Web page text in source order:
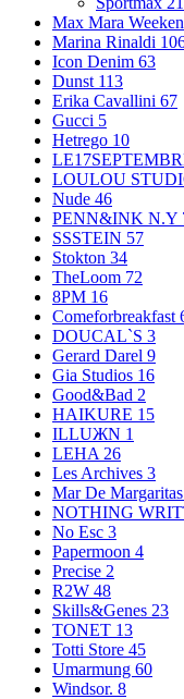
Max Mara
Marina Rinaldi
Icon Denim 63
Dunst 113
Erika Cavallini 67
Gucci 5
Hetrego 10
LOULOU
Nude 46
PENN&INK N.Y
SSSTEIN 57
Stokton 34
TheLoom 72
8PM 16
Comeforbreakfast
DOUCAL`S 3
Gerard Darel 9
Gia Studios 16
Good&Bad 2
HAIKURE 15
ILLUЖN 1
LEHA 26
Les Archives 3
Mar De Margaritas
NOTHING
No Esc 3
Papermoon 4
Precise 2
R2W 48
Skills&Genes 23
TONET 13
Totti Store 45
Umarmung 60
Windsor. 8